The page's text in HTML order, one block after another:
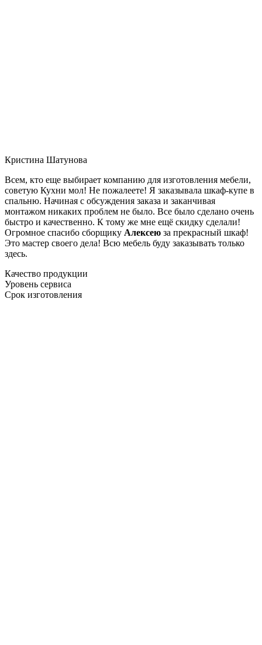
Кристина Шатунова
Всем, кто еще выбирает компанию для изготовления мебели,
советую Кухни мол! Не пожалеете! Я заказывала шкаф-купе в
спальню. Начиная с обсуждения заказа и заканчивая
монтажом никаких проблем не было. Все было сделано очень
быстро и качественно. К тому же мне ещё скидку сделали!
Огромное спасибо сборщику Алексею за прекрасный шкаф!
Это мастер своего дела! Всю мебель буду заказывать только
здесь.
Качество продукции
Уровень сервиса
Срок изготовления